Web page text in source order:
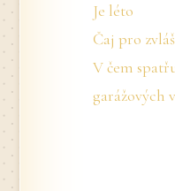
Je léto
Čaj pro
V čem
garážových